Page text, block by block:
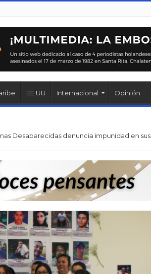
EE.UU Internacional Opinión
Desaparecidas denuncia impunidad en sus